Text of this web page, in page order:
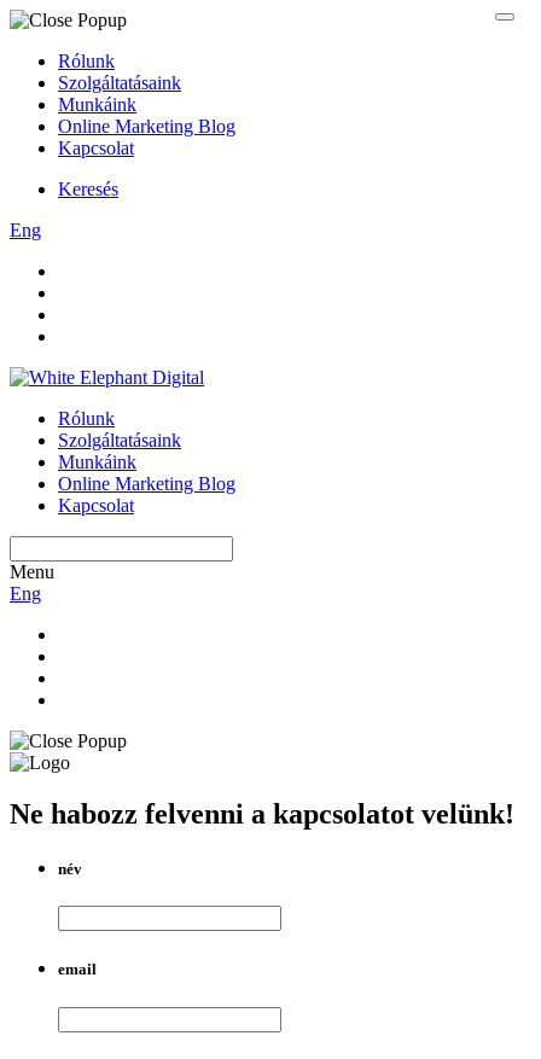
Rólunk
Szolgáltatásaink
Munkáink
Online Marketing Blog
Kapcsolat
Keresés
Eng
Rólunk
Szolgáltatásaink
Munkáink
Online Marketing Blog
Kapcsolat
Menu
Eng
Ne habozz felvenni a kapcsolatot velünk!
név
email